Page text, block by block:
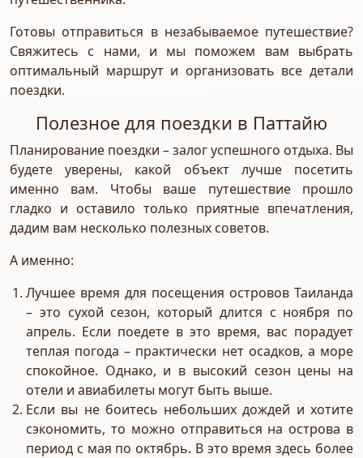
Готовы отправиться в незабываемое путешествие?
Свяжитесь с нами, и мы поможем вам выбрать
оптимальный маршрут и организовать все детали
поездки.
Полезное для поездки в Паттайю
Планирование поездки – залог успешного отдыха. Вы
будете уверены, какой объект лучше посетить
именно вам. Чтобы ваше путешествие прошло
гладко и оставило только приятные впечатления,
дадим вам несколько полезных советов.
А именно:
Лучшее время для посещения островов Таиланда
– это сухой сезон, который длится с ноября по
апрель. Если поедете в это время, вас порадует
теплая погода – практически нет осадков, а море
спокойное. Однако, и в высокий сезон цены на
отели и авиабилеты могут быть выше.
Если вы не боитесь небольших дождей и хотите
сэкономить, то можно отправиться на острова в
период с мая по октябрь. В это время здесь более